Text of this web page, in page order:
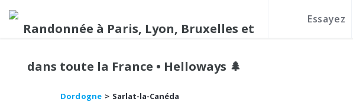
Dordogne Sarlat-la-Canéda